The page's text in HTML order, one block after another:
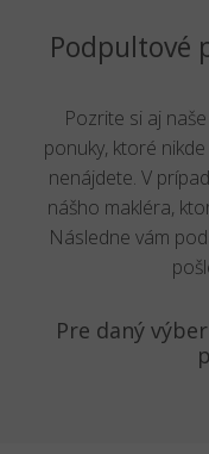
Podpultové
Pozrite si aj
ponuky, ktoré
nenájdete. V
nášho makléra,
Následne vám
Pre daný